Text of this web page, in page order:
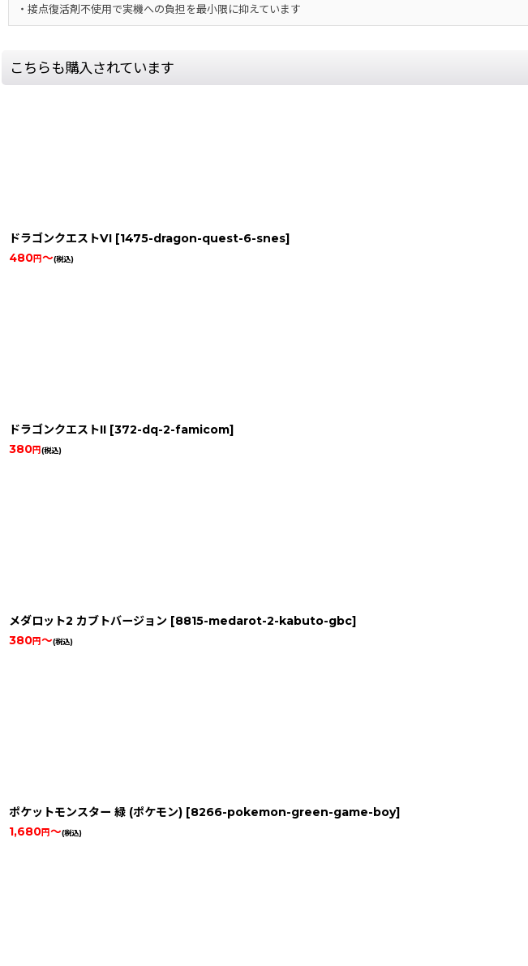
・接点復活剤不使用で実機への負担を最小限に抑えています
こちらも購入されています
ドラゴンクエストVI [1475-dragon-quest-6-snes]
480円～(税込)
ドラゴンクエストII [372-dq-2-famicom]
380円(税込)
メダロット2 カブトバージョン [8815-medarot-2-kabuto-gbc]
380円～(税込)
ポケットモンスター 緑 (ポケモン) [8266-pokemon-green-game-boy]
1,680円～(税込)